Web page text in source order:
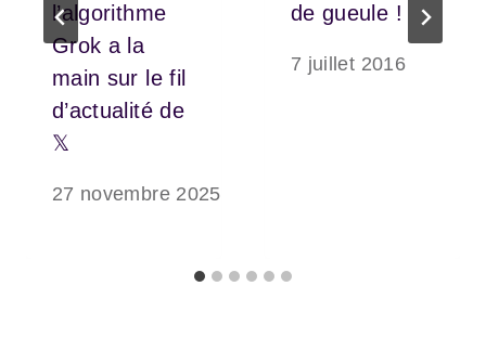
l’algorithme
Grok a la
main sur le fil
d’actualité de
𝕏
27 novembre 2025
de gueule !
7 juillet 2016